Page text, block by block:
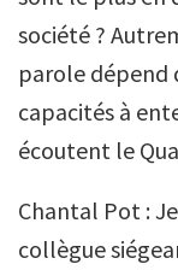
société ?
parole dépend
capacités à
écoutent le
Chantal Pot :
collègue